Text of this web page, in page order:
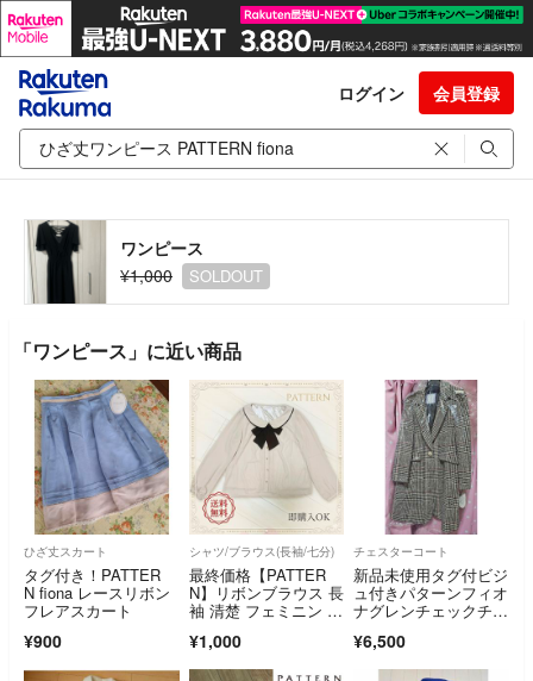
ログイン 会員登録
ワンピース
¥1,000
SOLDOUT
「ワンピース」に近い商品
ひざ丈スカート
タグ付き！PATTER
N fiona レースリボン
フレアスカート
¥900
シャツ/ブラウス(長袖/七分)
最終価格【PATTER
N】リボンブラウス 長
袖 清楚 フェミニン 刺
¥1,000
チェスターコート
新品未使用タグ付ビジ
ュ付きパターンフィオ
ナグレンチェックチェ
¥6,500